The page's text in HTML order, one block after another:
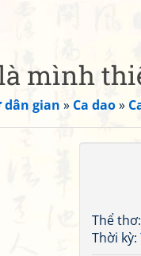
mình
dân gian » Ca dao»
Thể thơ:
Thời kỳ: